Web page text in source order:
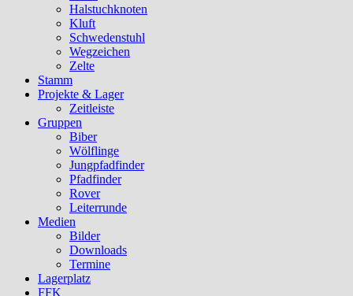
Halstuchknoten
Kluft
Schwedenstuhl
Wegzeichen
Zelte
Stamm
Projekte & Lager
Zeitleiste
Gruppen
Biber
Wölflinge
Jungpfadfinder
Pfadfinder
Rover
Leiterrunde
Medien
Bilder
Downloads
Termine
Lagerplatz
FFK